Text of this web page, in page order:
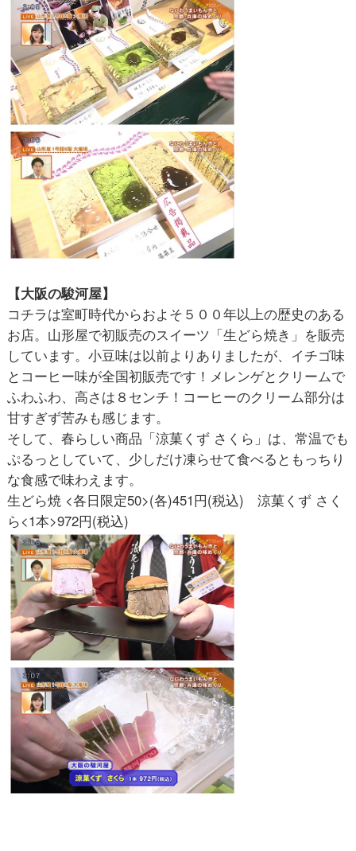
【大阪の駿河屋】
コチラは室町時代からおよそ５００年以上の歴史のある
お店。山形屋で初販売のスイーツ「生どら焼き」を販売
しています。小豆味は以前よりありましたが、イチゴ味
とコーヒー味が全国初販売です！メレンゲとクリームで
ふわふわ、高さは８センチ！コーヒーのクリーム部分は
甘すぎず苦みも感じます。
そして、春らしい商品「涼菓くず さくら」は、常温でも
ぷるっとしていて、少しだけ凍らせて食べるともっちり
な食感で味わえます。
生どら焼 <各日限定50>(各)451円(税込) 涼菓くず さく
ら<1本>972円(税込)